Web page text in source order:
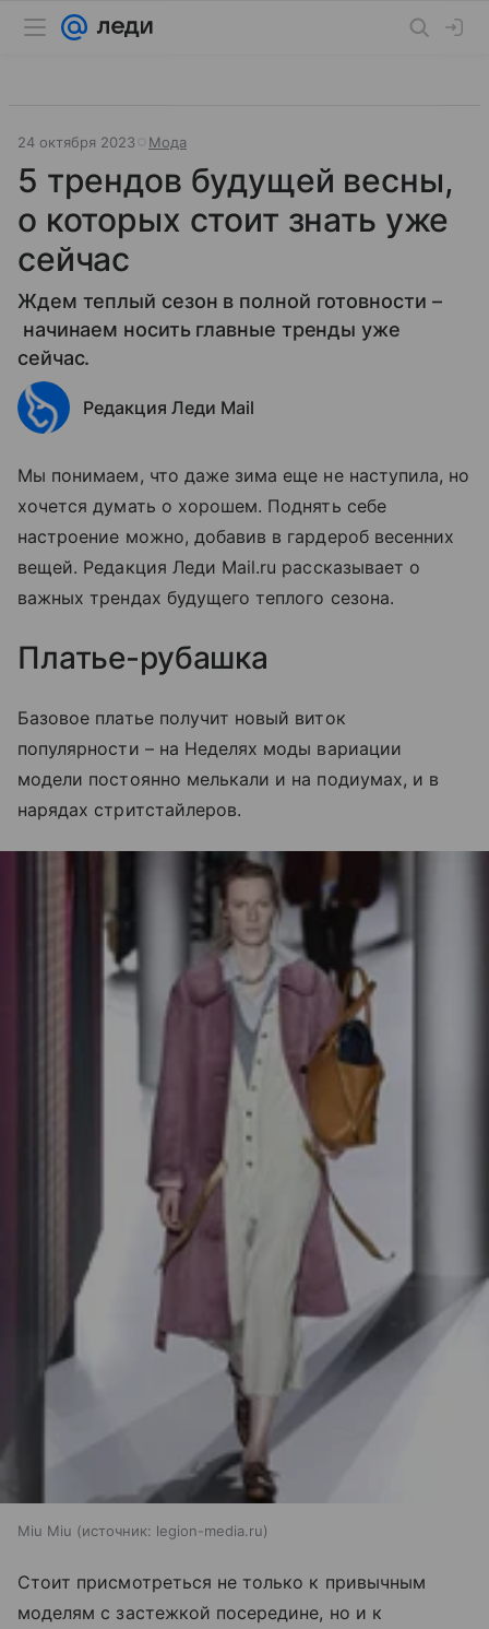
24 октября 2023 Мода
5 трендов будущей весны,
о которых стоит знать уже
сейчас
Ждем теплый сезон в полной готовности –
начинаем носить главные тренды уже
сейчас.
Редакция Леди Mail
Мы понимаем, что даже зима еще не наступила, но
хочется думать о хорошем. Поднять себе
настроение можно, добавив в гардероб весенних
вещей. Редакция Леди Mail.ru рассказывает о
важных трендах будущего теплого сезона.
Платье-рубашка
Базовое платье получит новый виток
популярности – на Неделях моды вариации
модели постоянно мелькали и на подиумах, и в
нарядах стритстайлеров.
Miu Miu источник: legion-media.ru
Стоит присмотреться не только к привычным
моделям с застежкой посередине, но и к